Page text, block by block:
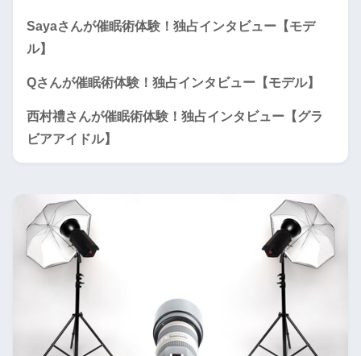
Sayaさんが催眠術体験！独占インタビュー【モデ
ル】
Qさんが催眠術体験！独占インタビュー【モデル】
西村禮さんが催眠術体験！独占インタビュー【グラ
ビアアイドル】